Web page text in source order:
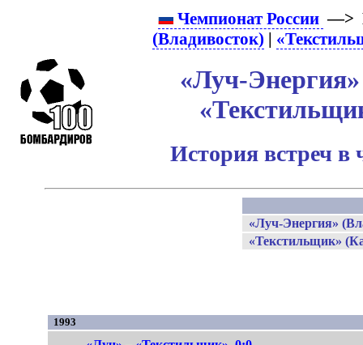
Чемпионат России —>
(Владивосток) |
«Луч-
История встреч в
«Луч-Энергия»
«Текстильщик»
1993